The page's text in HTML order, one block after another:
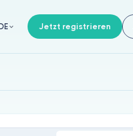
DE Jetzt registrieren